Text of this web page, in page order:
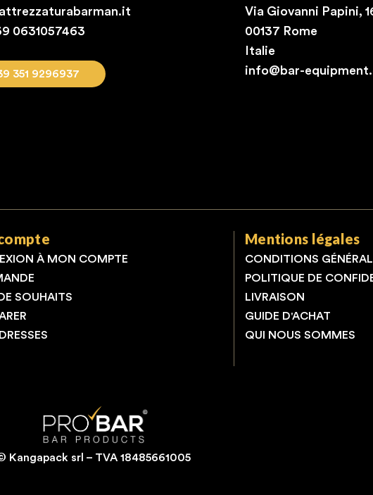
0631057463
351 9296937
Via Giovanni Papini,
00137 Rome
Italie
info@bar-
À MON COMPTE
SOUHAITS
Mentions légales
CONDITIONS
POLITIQUE DE
LIVRAISON
GUIDE D'ACHAT
QUI NOUS SOMMES
Kangapack srl – TVA 18485661005